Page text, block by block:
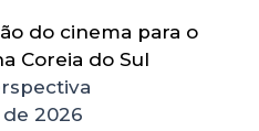
do cinema para o
Coreia do Sul
2026